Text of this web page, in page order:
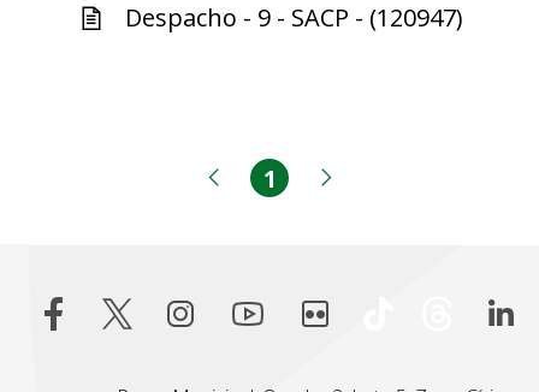
Despacho - 9 - SACP - (120947)
Página anterior
Página
1